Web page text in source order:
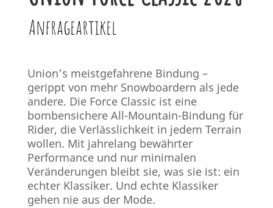
Anfrageartikel
Union’s meistgefahrene Bindung –
gerippt von mehr Snowboardern als jede
andere. Die Force Classic ist eine
bombensichere All-Mountain-Bindung für
Rider, die Verlässlichkeit in jedem Terrain
wollen. Mit jahrelang bewährter
Performance und nur minimalen
Veränderungen bleibt sie, was sie ist: ein
echter Klassiker. Und echte Klassiker
gehen nie aus der Mode.